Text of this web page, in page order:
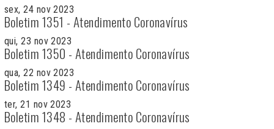
sex, 24 nov 2023
Boletim 1351 - Atendimento Coronavírus
qui, 23 nov 2023
Boletim 1350 - Atendimento Coronavírus
qua, 22 nov 2023
Boletim 1349 - Atendimento Coronavírus
ter, 21 nov 2023
Boletim 1348 - Atendimento Coronavírus